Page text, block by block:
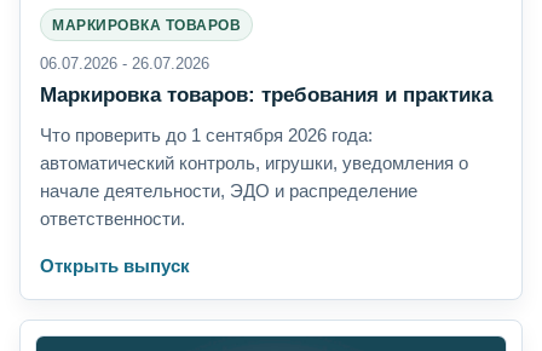
МАРКИРОВКА ТОВАРОВ
06.07.2026 - 26.07.2026
Маркировка товаров: требования и практика
Что проверить до 1 сентября 2026 года:
автоматический контроль, игрушки, уведомления о
начале деятельности, ЭДО и распределение
ответственности.
Открыть выпуск